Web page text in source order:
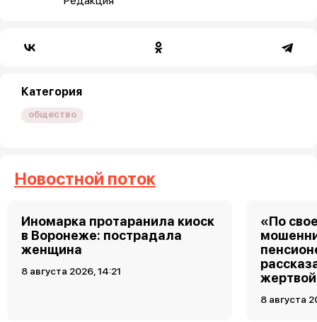
Категория
общество
Новостной поток
Иномарка протаранила киоск
в Воронеже: пострадала
женщина
8 августа 2026, 14:21
«По
8 августа